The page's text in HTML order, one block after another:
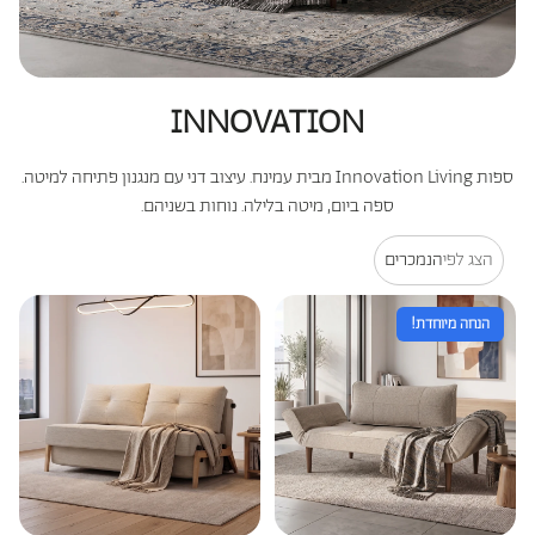
כריות מלונות היוקרה כריות היברידיות
INNOVATION
ספות Innovation Living מבית עמינח. עיצוב דני עם מנגנון פתיחה למיטה.
ספה ביום, מיטה בלילה. נוחות בשניהם.
הצג לפיהנמכרים
הנחה מיוחדת!